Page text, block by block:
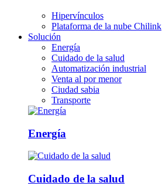
Hipervínculos
Plataforma de la nube Chilink
Solución
Energía
Cuidado de la salud
Automatización industrial
Venta al por menor
Ciudad sabia
Transporte
Energía
Cuidado de la salud